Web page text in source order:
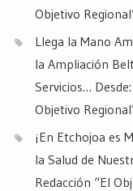
Objetivo
Llega la Mano
la Ampliación
Servicios…
Objetivo
¡En Etchojoa es
la Salud de
Redacción “El